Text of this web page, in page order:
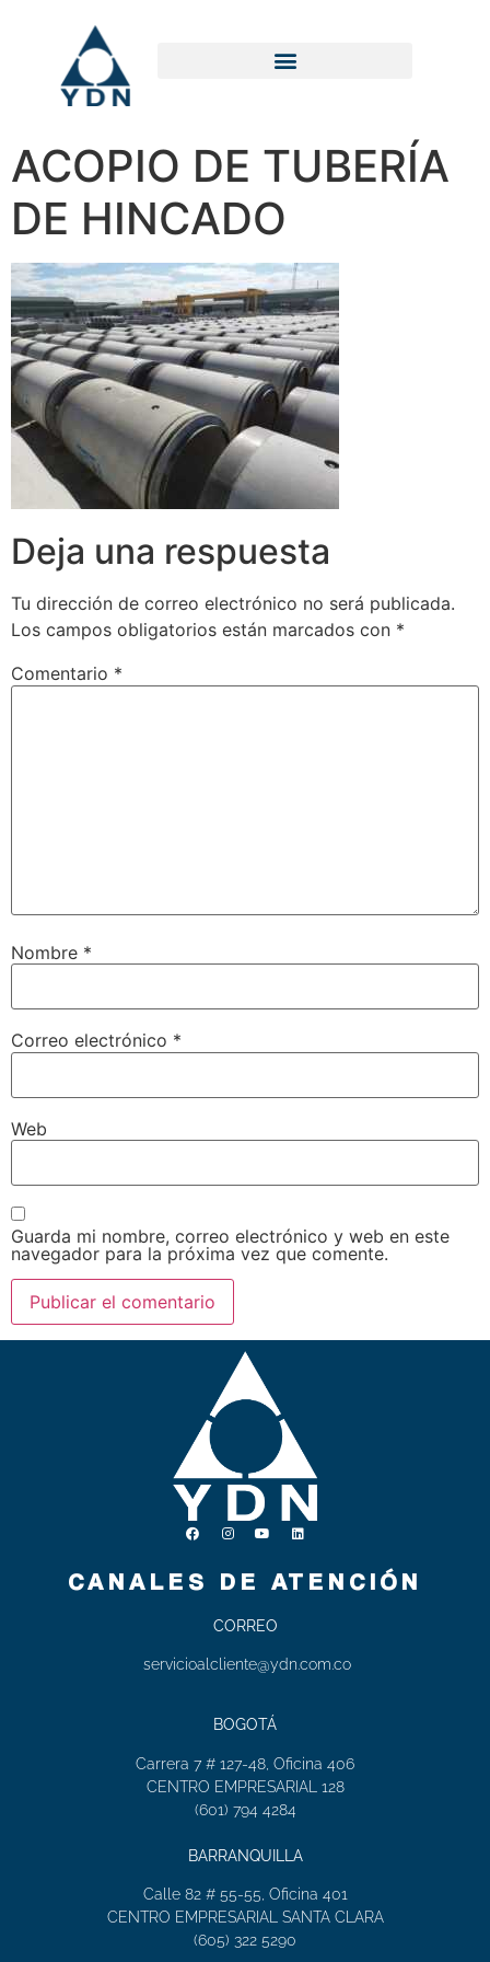
ACOPIO DE TUBERÍA
DE HINCADO
Deja una respuesta
Tu dirección de correo electrónico no será publicada.
Los campos obligatorios están marcados con *
Comentario *
Nombre *
Correo electrónico *
Web
Guarda mi nombre, correo electrónico y web en este
navegador para la próxima vez que comente.
CANALES DE ATENCIÓN
CORREO
servicioalcliente@ydn.com.co
BOGOTÁ
Carrera 7 # 127-48, Oficina 406
CENTRO EMPRESARIAL 128
(601) 794 4284
BARRANQUILLA
Calle 82 # 55-55, Oficina 401
CENTRO EMPRESARIAL SANTA CLARA
(605) 322 5290